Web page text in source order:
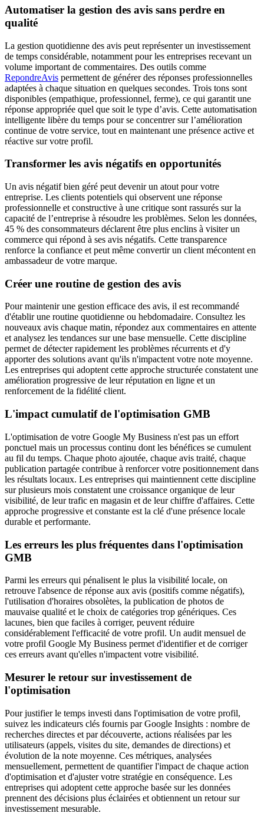
Automatiser la gestion des avis sans perdre en
qualité
La gestion quotidienne des avis peut représenter un investissement
de temps considérable, notamment pour les entreprises recevant un
volume important de commentaires. Des outils comme
RepondreAvis permettent de générer des réponses professionnelles
adaptées à chaque situation en quelques secondes. Trois tons sont
disponibles (empathique, professionnel, ferme), ce qui garantit une
réponse appropriée quel que soit le type d’avis. Cette automatisation
intelligente libère du temps pour se concentrer sur l’amélioration
continue de votre service, tout en maintenant une présence active et
réactive sur votre profil.
Transformer les avis négatifs en opportunités
Un avis négatif bien géré peut devenir un atout pour votre
entreprise. Les clients potentiels qui observent une réponse
professionnelle et constructive à une critique sont rassurés sur la
capacité de l’entreprise à résoudre les problèmes. Selon les données,
45 % des consommateurs déclarent être plus enclins à visiter un
commerce qui répond à ses avis négatifs. Cette transparence
renforce la confiance et peut même convertir un client mécontent en
ambassadeur de votre marque.
Créer une routine de gestion des avis
Pour maintenir une gestion efficace des avis, il est recommandé
d'établir une routine quotidienne ou hebdomadaire. Consultez les
nouveaux avis chaque matin, répondez aux commentaires en attente
et analysez les tendances sur une base mensuelle. Cette discipline
permet de détecter rapidement les problèmes récurrents et d'y
apporter des solutions avant qu'ils n'impactent votre note moyenne.
Les entreprises qui adoptent cette approche structurée constatent une
amélioration progressive de leur réputation en ligne et un
renforcement de la fidélité client.
L'impact cumulatif de l'optimisation GMB
L'optimisation de votre Google My Business n'est pas un effort
ponctuel mais un processus continu dont les bénéfices se cumulent
au fil du temps. Chaque photo ajoutée, chaque avis traité, chaque
publication partagée contribue à renforcer votre positionnement dans
les résultats locaux. Les entreprises qui maintiennent cette discipline
sur plusieurs mois constatent une croissance organique de leur
visibilité, de leur trafic en magasin et de leur chiffre d'affaires. Cette
approche progressive et constante est la clé d'une présence locale
durable et performante.
Les erreurs les plus fréquentes dans l'optimisation
GMB
Parmi les erreurs qui pénalisent le plus la visibilité locale, on
retrouve l'absence de réponse aux avis (positifs comme négatifs),
l'utilisation d'horaires obsolètes, la publication de photos de
mauvaise qualité et le choix de catégories trop génériques. Ces
lacunes, bien que faciles à corriger, peuvent réduire
considérablement l'efficacité de votre profil. Un audit mensuel de
votre profil Google My Business permet d'identifier et de corriger
ces erreurs avant qu'elles n'impactent votre visibilité.
Mesurer le retour sur investissement de
l'optimisation
Pour justifier le temps investi dans l'optimisation de votre profil,
suivez les indicateurs clés fournis par Google Insights : nombre de
recherches directes et par découverte, actions réalisées par les
utilisateurs (appels, visites du site, demandes de directions) et
évolution de la note moyenne. Ces métriques, analysées
mensuellement, permettent de quantifier l'impact de chaque action
d'optimisation et d'ajuster votre stratégie en conséquence. Les
entreprises qui adoptent cette approche basée sur les données
prennent des décisions plus éclairées et obtiennent un retour sur
investissement mesurable.